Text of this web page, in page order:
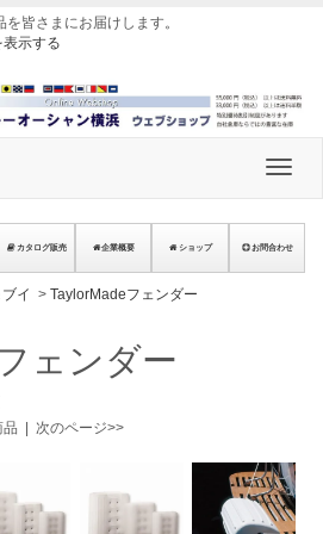
を皆さまにお届けします。
示する
カタログ販売 企業概要 ショップ お問合わせ
イ > TaylorMadeフェンダー
ェンダー
品 | 次のページ>>